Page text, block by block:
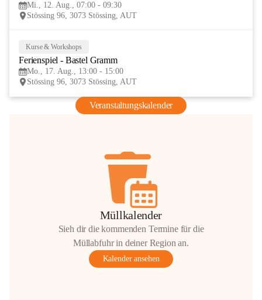
Mi., 12. Aug., 07:00 - 09:30
Stössing 96, 3073 Stössing, AUT
Kurse & Workshops
Ferienspiel - Bastel Gramm
Mo., 17. Aug., 13:00 - 15:00
Stössing 96, 3073 Stössing, AUT
Veranstaltungskalender
Müllkalender
Sieh dir die kommenden Termine für die
Müllabfuhr in deiner Region an.
Kalender ansehen